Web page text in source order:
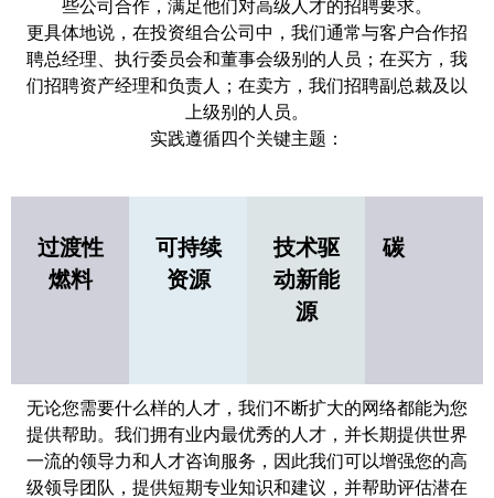
些公司合作，满足他们对高级人才的招聘要求。
更具体地说，在投资组合公司中，我们通常与客户合作招
聘总经理、执行委员会和董事会级别的人员；在买方，我
们招聘资产经理和负责人；在卖方，我们招聘副总裁及以
上级别的人员。
实践遵循四个关键主题：
过渡性
燃料
可持续
资源
技术驱
动新能
源
碳
无论您需要什么样的人才，我们不断扩大的网络都能为您
提供帮助。我们拥有业内最优秀的人才，并长期提供世界
一流的领导力和人才咨询服务，因此我们可以增强您的高
级领导团队，提供短期专业知识和建议，并帮助评估潜在